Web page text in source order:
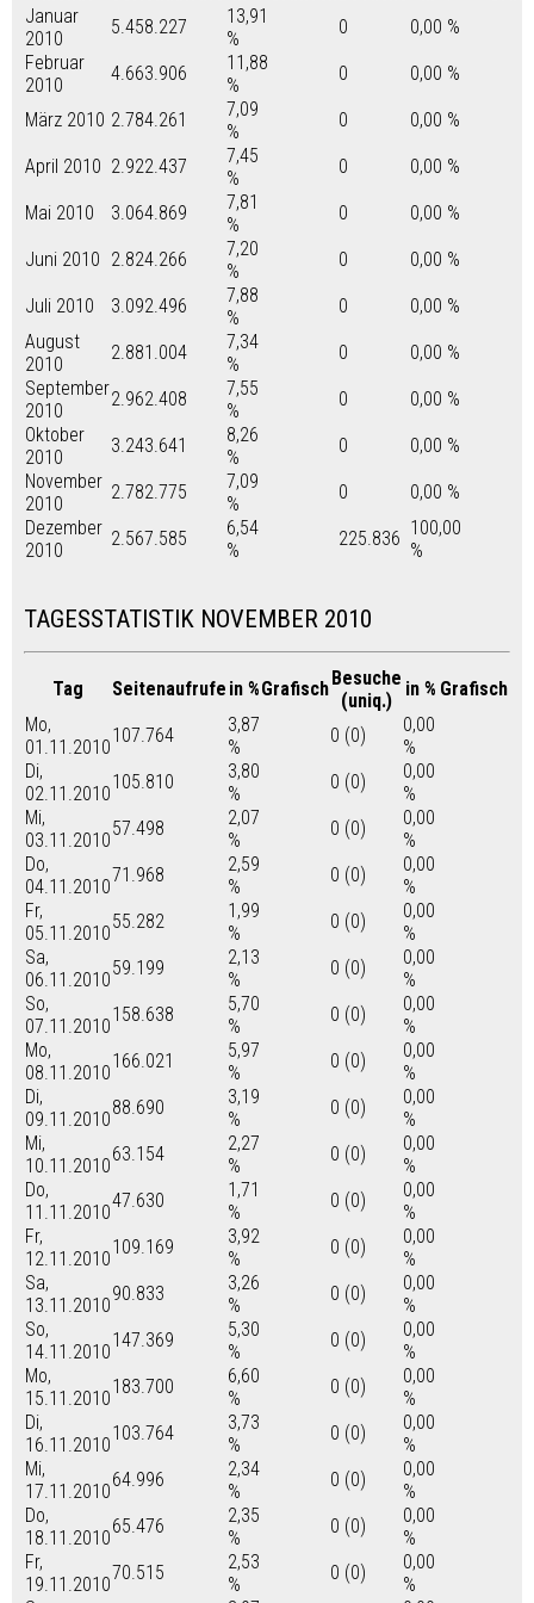
Januar
2010
5.458.227
13,91
%
0
0,00 %
Februar
2010
4.663.906
11,88
%
0 0,00 %
März 2010 2.784.261
7,09
%
0 0,00 %
April 2010 2.922.437
7,45
%
0 0,00 %
Mai 2010 3.064.869
7,81
%
0 0,00 %
Juni 2010 2.824.266
7,20
%
0 0,00 %
Juli 2010 3.092.496
7,88
%
0
0,00 %
August
2010
2.881.004
7,34
%
0
0,00 %
September
2010
2.962.408
7,55
%
0
0,00 %
Oktober
2010
3.243.641
8,26
%
0
0,00 %
November
2010
2.782.775
7,09
%
0
0,00 %
Dezember
2010
2.567.585
6,54
%
225.836 100,00
%
TAGESSTATISTIK NOVEMBER 2010
Tag Seitenaufrufe in %GrafischBesuche
(uniq.)
in % Grafisch
Mo,
01.11.2010
107.764
3,87
%
0 (0)
0,00
%
Di,
02.11.2010
105.810
3,80
%
0 (0)
0,00
%
Mi,
03.11.2010
57.498
2,07
%
0 (0)
0,00
%
Do,
04.11.2010
71.968
2,59
%
0 (0)
0,00
%
Fr,
05.11.2010
55.282
1,99
%
0 (0)
0,00
%
Sa,
06.11.2010
59.199
2,13
%
0 (0)
0,00
%
So,
07.11.2010
158.638
5,70
%
0 (0)
0,00
%
Mo,
08.11.2010
166.021
5,97
%
0 (0)
0,00
%
Di,
09.11.2010
88.690
3,19
%
0 (0)
0,00
%
Mi,
10.11.2010
63.154
2,27
%
0 (0)
0,00
%
Do,
11.11.2010
47.630
1,71
%
0 (0)
0,00
%
Fr,
12.11.2010
109.169
3,92
%
0 (0)
0,00
%
Sa,
13.11.2010
90.833
3,26
%
0 (0)
0,00
%
So,
14.11.2010
147.369
5,30
%
0 (0)
0,00
%
Mo,
15.11.2010
183.700
6,60
%
0 (0)
0,00
%
Di,
16.11.2010
103.764
3,73
%
0 (0)
0,00
%
Mi,
17.11.2010
64.996
2,34
%
0 (0)
0,00
%
Do,
18.11.2010
65.476
2,35
%
0 (0)
0,00
%
Fr,
19.11.2010
70.515
2,53
%
0 (0)
0,00
%